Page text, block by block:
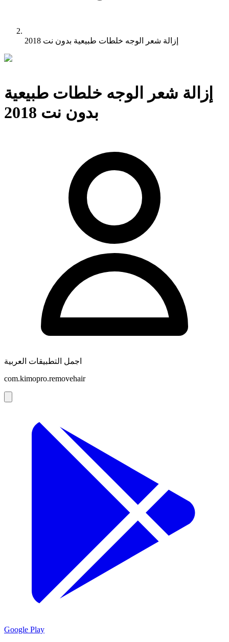
إزالة شعر الوجه خلطات طبيعية بدون نت 2018
إزالة شعر الوجه خلطات طبيعية
بدون نت 2018
اجمل التطبيقات العربية
com.kimopro.removehair
Google Play